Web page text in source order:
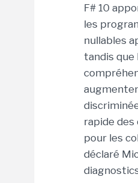
F# 10
les
nullables
tandis
rapide
pour les
déclaré